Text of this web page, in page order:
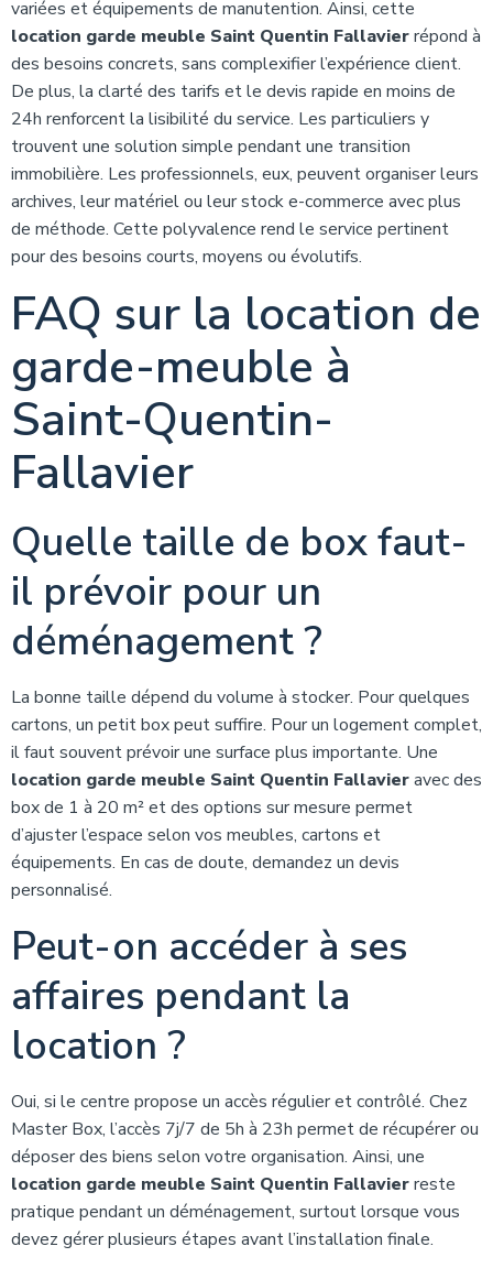
variées et équipements de manutention. Ainsi, cette
location garde meuble Saint Quentin Fallavierrépond à
des besoins concrets, sans complexifier l’expérience client.
De plus, la clarté des tarifs et le devis rapide en moins de
24h renforcent la lisibilité du service. Les particuliers y
trouvent une solution simple pendant une transition
immobilière. Les professionnels, eux, peuvent organiser leurs
archives, leur matériel ou leur stock e-commerce avec plus
de méthode. Cette polyvalence rend le service pertinent
pour des besoins courts, moyens ou évolutifs.
FAQ sur la location de
garde-meuble à
Saint-Quentin-
Fallavier
Quelle taille de box faut-
il prévoir pour un
déménagement ?
La bonne taille dépend du volume à stocker. Pour quelques
cartons, un petit box peut suffire. Pour un logement complet,
il faut souvent prévoir une surface plus importante. Une
location garde meuble Saint Quentin Fallavieravec des
box de 1 à 20 m² et des options sur mesure permet
d’ajuster l’espace selon vos meubles, cartons et
équipements. En cas de doute, demandez un devis
personnalisé.
Peut-on accéder à ses
affaires pendant la
location ?
Oui, si le centre propose un accès régulier et contrôlé. Chez
Master Box, l’accès 7j/7 de 5h à 23h permet de récupérer ou
déposer des biens selon votre organisation. Ainsi, une
location garde meuble Saint Quentin Fallavierreste
pratique pendant un déménagement, surtout lorsque vous
devez gérer plusieurs étapes avant l’installation finale.